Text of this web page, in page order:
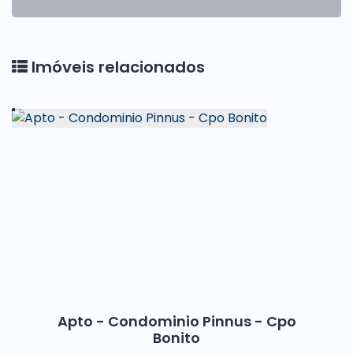
Imóveis relacionados
Apto - Condominio Pinnus - Cpo
Bonito